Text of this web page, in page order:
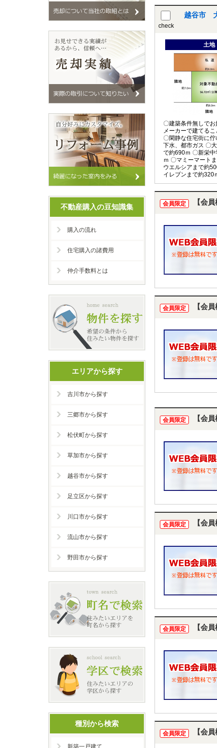
check
越谷市
土地
〇建築条件無しで
メーカーで建てる
〇閑静な住宅街に
下水、都市ガス 〇
で約690ｍ 〇新栄
ｍ 〇マミーマート
ウエルシアまで約
イレブンまで約320
会員限定 【会
会員限定 【会
会員限定 【会
会員限定 【会
会員限定 【会
会員限定 【会
不動産購入の豆知識集
購入の流れ
住宅購入の諸費用
仲介手数料とは
エリアから探す
吉川市から探す
三郷市から探す
松伏町から探す
草加市から探す
越谷市から探す
足立区から探す
川口市から探す
流山市から探す
野田市から探す
種別から検索
新築一戸建て